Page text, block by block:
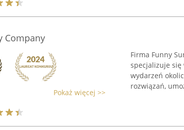
Company
Pokaż więcej >>
Firma Funny
specjalizuje się
wydarzeń
rozwiązań,